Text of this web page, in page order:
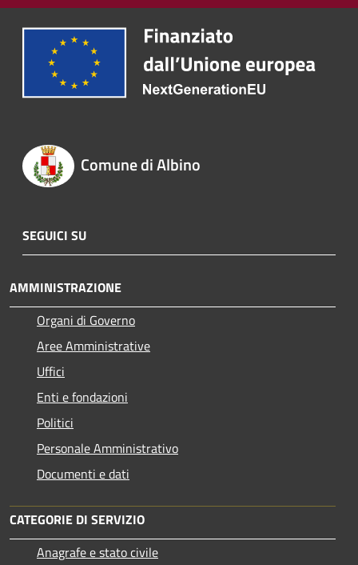
Comune di Albino
SEGUICI SU
AMMINISTRAZIONE
Organi di Governo
Aree Amministrative
Uffici
Enti e fondazioni
Politici
Personale Amministrativo
Documenti e dati
CATEGORIE DI SERVIZIO
Anagrafe e stato civile